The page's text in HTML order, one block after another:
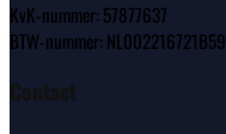
KvK-nummer: 57877637
BTW-nummer: NL002216721B59
Contact